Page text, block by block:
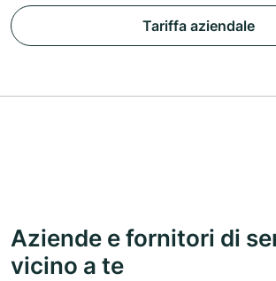
Tariffa aziendale
Aziende e fornitori di
vicino a te